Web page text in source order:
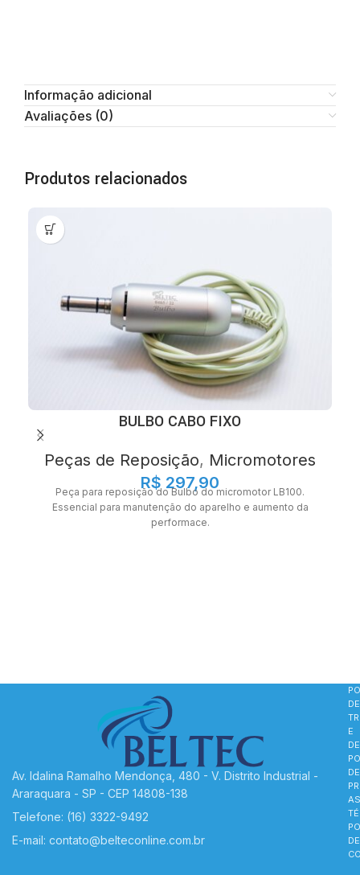
Informação adicional
Avaliações (0)
Produtos relacionados
BULBO CABO FIXO
Peças de Reposição, Micromotores
R$ 297,90
Peça para reposição do Bulbo do micromotor LB100.
Essencial para manutenção do aparelho e aumento da
performace.
Av. Idalina Ramalho Mendonça, 480 - V. Distrito Industrial -
Araraquara - SP - CEP 14808-138
Telefone: (16) 3322-9492
E-mail: contato@belteconline.com.br
DE
E
DE
DE